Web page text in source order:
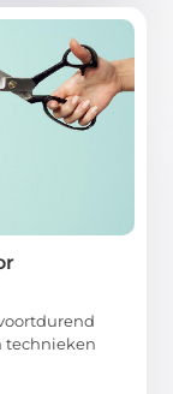
technieken